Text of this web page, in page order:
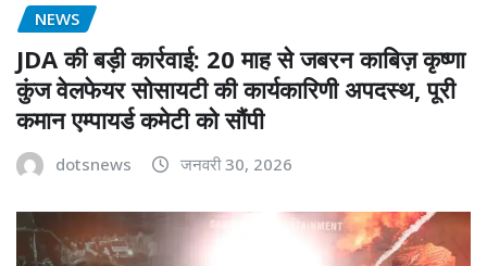
NEWS
JDA की बड़ी कार्रवाई: 20 माह से जबरन काबिज़ कृष्णा
कुंज वेलफेयर सोसायटी की कार्यकारिणी अपदस्थ, पूरी
कमान एम्पायर्ड कमेटी को सौंपी
dotsnews जनवरी 30, 2026